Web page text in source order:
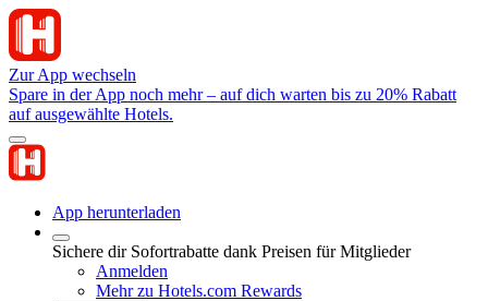
Zur App wechseln
Spare in der App noch mehr – auf dich warten bis zu 20% Rabatt
auf ausgewählte Hotels.
App herunterladen
Sichere dir Sofortrabatte dank Preisen für Mitglieder
Anmelden
Mehr zu Hotels.com Rewards